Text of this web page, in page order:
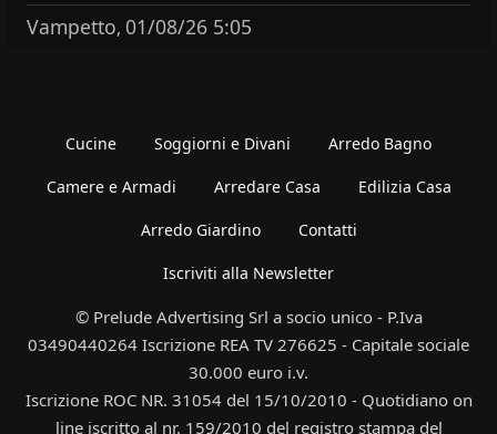
Vampetto, 01/08/26 5:05
Cucine Soggiorni e Divani Arredo Bagno
Camere e Armadi Arredare Casa Edilizia Casa
Arredo Giardino Contatti
Iscriviti alla Newsletter
© Prelude Advertising Srl a socio unico - P.Iva
03490440264 Iscrizione REA TV 276625 - Capitale sociale
30.000 euro i.v.
Iscrizione ROC NR. 31054 del 15/10/2010 - Quotidiano on
line iscritto al nr. 159/2010 del registro stampa del